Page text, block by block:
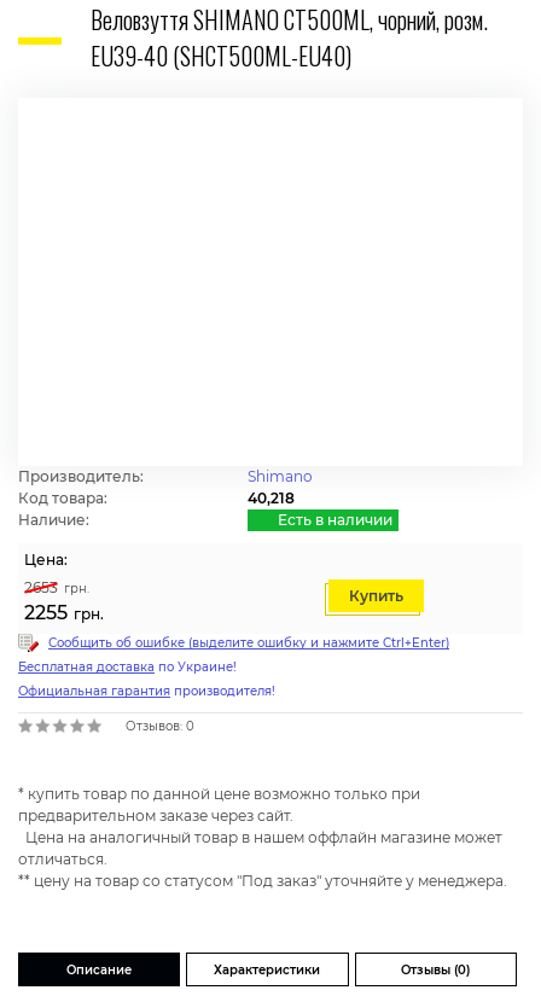
Веловзуття SHIMANO CT500ML, чорний, розм.
EU39-40 (SHCT500ML-EU40)
Производитель:
Shimano
Код товара:
40,218
Наличие:
Есть в наличии
Цена:
2653 грн.
2255 грн.
Купить
Сообщить об ошибке (выделите ошибку и нажмите Ctrl+Enter)
Бесплатная доставка по Украине!
Официальная гарантия производителя!
Отзывов: 0
* купить товар по данной цене возможно только при
предварительном заказе через сайт.
Цена на аналогичный товар в нашем оффлайн магазине может
отличаться.
** цену на товар со статусом "Под заказ" уточняйте у менеджера.
Описание Характеристики Отзывы (0)